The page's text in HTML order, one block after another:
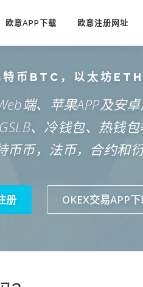
欧意APP下载 欧意注册网址
币BTC，以太坊
端、苹果APP及安
、冷钱包、热钱
币币，法币，合约和
册 OKEX交易APP